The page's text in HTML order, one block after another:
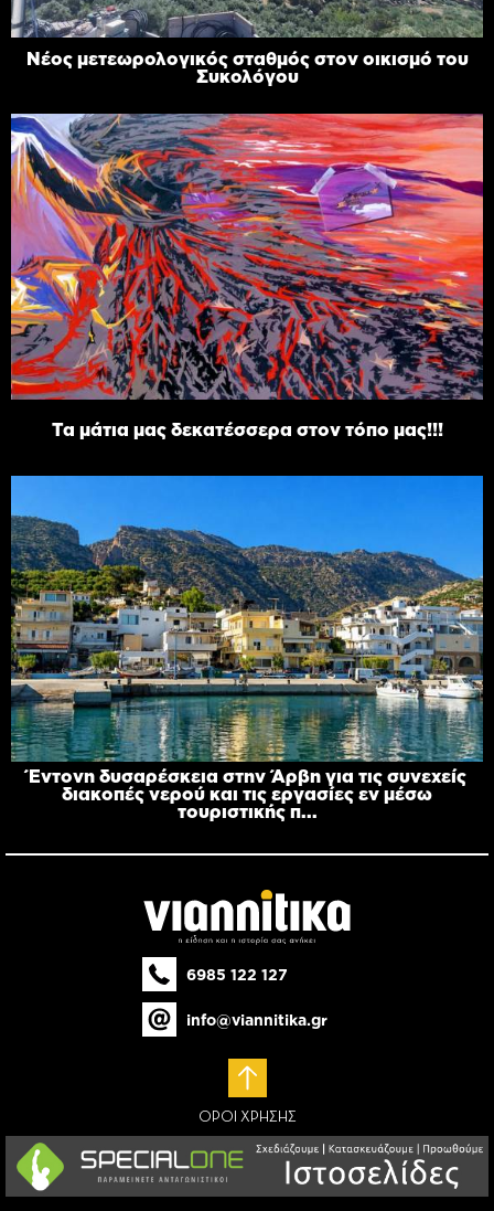
Νέος μετεωρολογικός σταθμός στον οικισμό του
Συκολόγου
Τα μάτια μας δεκατέσσερα στον τόπο μας!!!
Έντονη δυσαρέσκεια στην Άρβη για τις συνεχείς
διακοπές νερού και τις εργασίες εν μέσω
τουριστικής π...
6985 122 127
info@viannitika.gr
ΟΡΟΙ ΧΡΗΣΗΣ